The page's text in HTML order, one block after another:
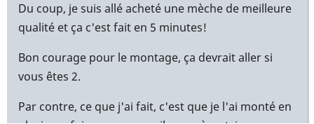
par
(non
vérifié)
Du coup, je suis allé acheté une mèche de meilleure
qualité et ça c'est fait en 5 minutes!
Bon courage pour le montage, ça devrait aller si
vous êtes 2.
Par contre, ce que j'ai fait, c'est que je l'ai monté en